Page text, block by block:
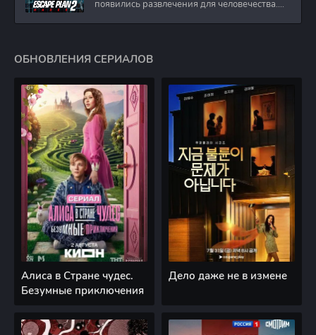
появились развлечения для человечества.
ОБНОВЛЕНИЯ СЕРИАЛОВ
Алиса в Стране чудес.
Безумные приключения
Дело даже не в измене